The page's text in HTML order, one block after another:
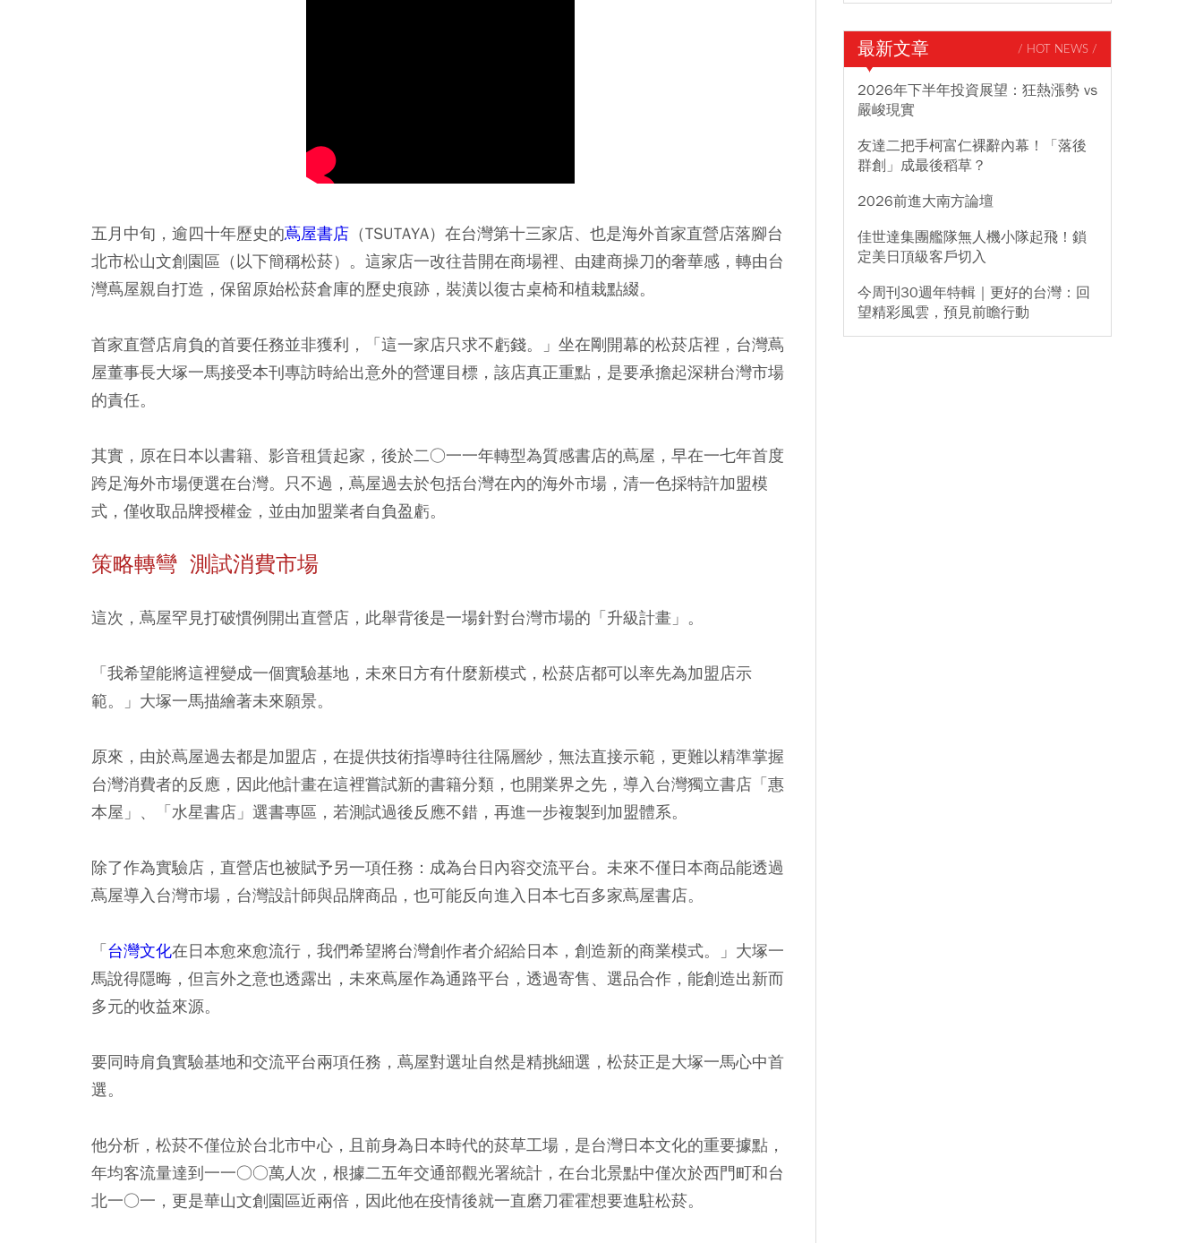
五月中旬，逾四十年歷史的蔦屋書店 （TSUTAYA）在台灣第十三家店、也是海外首家直營店落腳台
北市松山文創園區（以下簡稱松菸）。這家店一改往昔開在商場裡、由建商操刀的奢華感，轉由台
灣蔦屋親自打造，保留原始松菸倉庫的歷史痕跡，裝潢以復古桌椅和植栽點綴。
首家直營店肩負的首要任務並非獲利，「這一家店只求不虧錢。」坐在剛開幕的松菸店裡，台灣蔦
屋董事長大塚一馬接受本刊專訪時給出意外的營運目標，該店真正重點，是要承擔起深耕台灣市場
的責任。
其實，原在日本以書籍、影音租賃起家，後於二○一一年轉型為質感書店的蔦屋，早在一七年首度
跨足海外市場便選在台灣。只不過，蔦屋過去於包括台灣在內的海外市場，清一色採特許加盟模
式，僅收取品牌授權金，並由加盟業者自負盈虧。
策略轉彎 測試消費市場
這次，蔦屋罕見打破慣例開出直營店，此舉背後是一場針對台灣市場的「升級計畫」。
「我希望能將這裡變成一個實驗基地，未來日方有什麼新模式，松菸店都可以率先為加盟店示
範。」大塚一馬描繪著未來願景。
原來，由於蔦屋過去都是加盟店，在提供技術指導時往往隔層紗，無法直接示範，更難以精準掌握
台灣消費者的反應，因此他計畫在這裡嘗試新的書籍分類，也開業界之先，導入台灣獨立書店「惠
本屋」、「水星書店」選書專區，若測試過後反應不錯，再進一步複製到加盟體系。
除了作為實驗店，直營店也被賦予另一項任務：成為台日內容交流平台。未來不僅日本商品能透過
蔦屋導入台灣市場，台灣設計師與品牌商品，也可能反向進入日本七百多家蔦屋書店。
「台灣文化在日本愈來愈流行，我們希望將台灣創作者介紹給日本，創造新的商業模式。」大塚一
馬說得隱晦，但言外之意也透露出，未來蔦屋作為通路平台，透過寄售、選品合作，能創造出新而
多元的收益來源。
要同時肩負實驗基地和交流平台兩項任務，蔦屋對選址自然是精挑細選，松菸正是大塚一馬心中首
選。
他分析，松菸不僅位於台北市中心，且前身為日本時代的菸草工場，是台灣日本文化的重要據點，
年均客流量達到一一○○萬人次，根據二五年交通部觀光署統計，在台北景點中僅次於西門町和台
北一○一，更是華山文創園區近兩倍，因此他在疫情後就一直磨刀霍霍想要進駐松菸。
最新文章 / HOT NEWS /
2026年下半年投資展望：狂熱漲勢 vs
嚴峻現實
友達二把手柯富仁裸辭內幕！「落後
群創」成最後稻草？
2026前進大南方論壇
佳世達集團艦隊無人機小隊起飛！鎖
定美日頂級客戶切入
今周刊30週年特輯｜更好的台灣：回
望精彩風雲，預見前瞻行動